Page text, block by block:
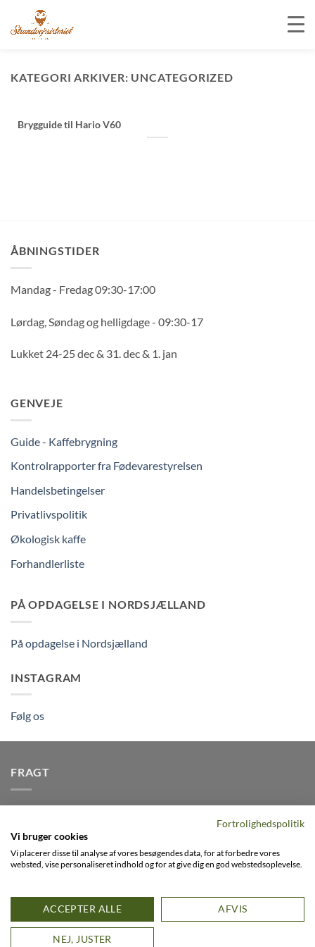
KATEGORI ARKIVER: UNCATEGORIZED
Brygguide til Hario V60
ÅBNINGSTIDER
Mandag - Fredag 09:30-17:00
Lørdag, Søndag og helligdage - 09:30-17
Lukket 24-25 dec & 31. dec & 1. jan
GENVEJE
Guide - Kaffebrygning
Kontrolrapporter fra Fødevarestyrelsen
Handelsbetingelser
Privatlivspolitik
Økologisk kaffe
Forhandlerliste
PÅ OPDAGELSE I NORDSJÆLLAND
På opdagelse i Nordsjælland
INSTAGRAM
Følg os
FRAGT
på alle pakker - Husk der er fri
levering på alle ordre over DKK395
Visa PayPal Stripe MasterCard
Cash
FACEBOOK INSTAGRAM VIMEO
Copyright 2026 ©
0
Fortrolighedspolitik
Vi bruger cookies
Vi placerer disse til analyse af vores besøgendes data, for at forbedre vores
websted, vise personaliseret indhold og for at give dig en god webstedsoplevelse.
ACCEPTER ALLE AFVIS
NEJ, JUSTER